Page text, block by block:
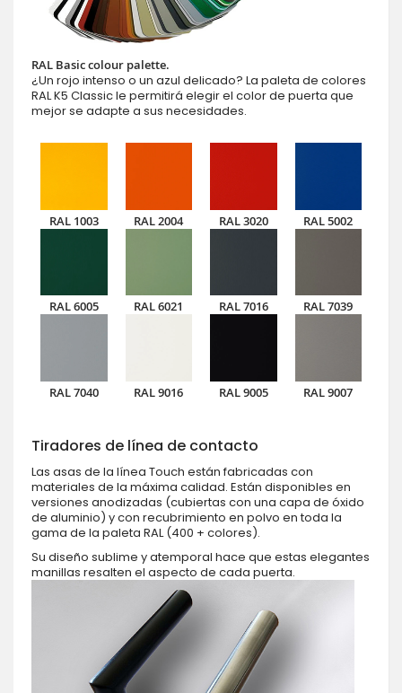
RAL Basic colour palette.
¿Un rojo intenso o un azul delicado? La paleta de colores
RAL K5 Classic le permitirá elegir el color de puerta que
mejor se adapte a sus necesidades.
RAL 1003 RAL 2004 RAL 3020 RAL 5002
RAL 6005 RAL 6021 RAL 7016 RAL 7039
RAL 7040 RAL 9016 RAL 9005 RAL 9007
Tiradores de línea de contacto
Las asas de la línea Touch están fabricadas con
materiales de la máxima calidad. Están disponibles en
versiones anodizadas (cubiertas con una capa de óxido
de aluminio) y con recubrimiento en polvo en toda la
gama de la paleta RAL (400 + colores).
Su diseño sublime y atemporal hace que estas elegantes
manillas resalten el aspecto de cada puerta.